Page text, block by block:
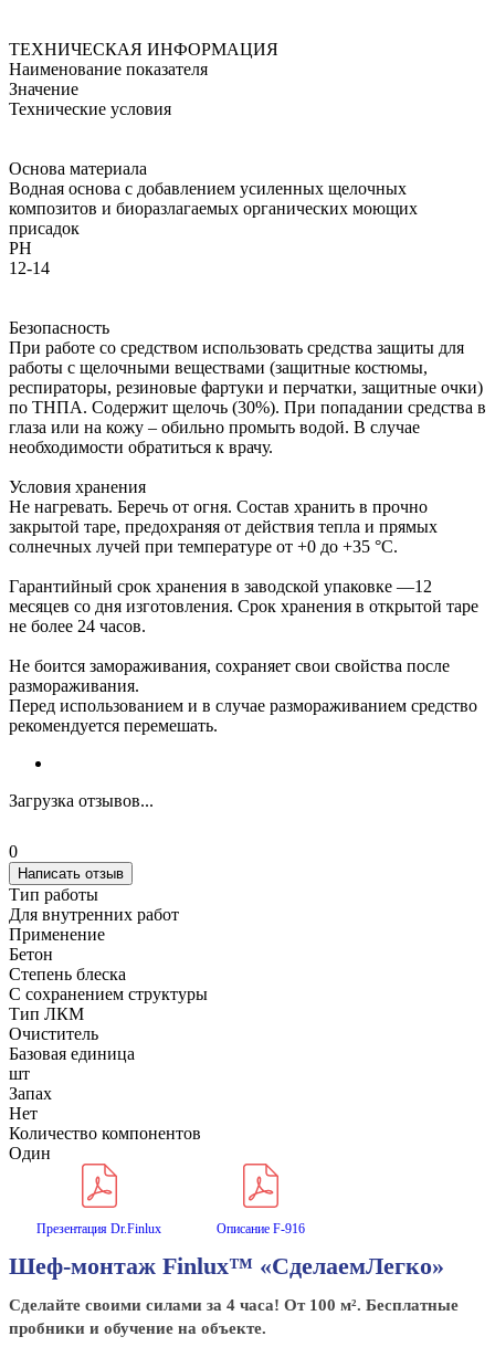
ТЕХНИЧЕСКАЯ ИНФОРМАЦИЯ
Наименование показателя
Значение
Технические условия
Основа материала
Водная основа с добавлением усиленных щелочных
композитов и биоразлагаемых органических моющих
присадок
PH
12-14
Безопасность
При работе со средством использовать средства защиты для
работы с щелочными веществами (защитные костюмы,
респираторы, резиновые фартуки и перчатки, защитные очки)
по ТНПА. Содержит щелочь (30%). При попадании средства в
глаза или на кожу – обильно промыть водой. В случае
необходимости обратиться к врачу.
Условия хранения
Не нагревать. Беречь от огня. Состав хранить в прочно
закрытой таре, предохраняя от действия тепла и прямых
солнечных лучей при температуре от +0 до +35 °С.
Гарантийный срок хранения в заводской упаковке —12
месяцев со дня изготовления. Срок хранения в открытой таре
не более 24 часов.
Не боится замораживания, сохраняет свои свойства после
размораживания.
Перед использованием и в случае размораживанием средство
рекомендуется перемешать.
Загрузка отзывов...
0
Написать отзыв
Тип работы
Для внутренних работ
Применение
Бетон
Степень блеска
С сохранением структуры
Тип ЛКМ
Очиститель
Базовая единица
шт
Запах
Нет
Количество компонентов
Один
Презентация Dr.Finlux Описание F-916
Шеф-монтаж Finlux™ «СделаемЛегко»
Сделайте своими силами за 4 часа! От 100 м². Бесплатные
пробники и обучение на объекте.